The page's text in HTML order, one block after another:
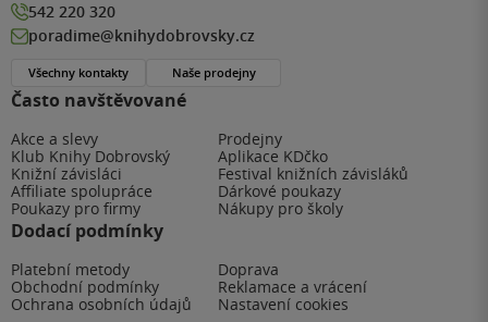
Často navštěvované
Akce a slevy
Prodejny
Klub Knihy Dobrovský
Aplikace KDčko
Knižní závisláci
Festival knižních závisláků
Affiliate spolupráce
Dárkové poukazy
Poukazy pro firmy
Nákupy pro školy
Dodací podmínky
Platební metody
Doprava
Obchodní podmínky
Reklamace a vrácení
Ochrana osobních údajů
Nastavení cookies
542 220 320
poradime@knihydobrovsky.cz
Všechny kontakty Naše prodejny